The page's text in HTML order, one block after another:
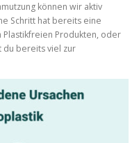
können wir aktiv
Schritt hat bereits eine
Plastikfreien Produkten, oder
du bereits viel zur